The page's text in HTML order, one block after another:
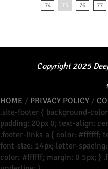
74
75 76 77
Copyright 2025
HOME / PRIVACY POLICY /
.site-footer { background-
padding: 20px 0; text-align:
.footer-links a { color: #ffffff;
font-size: 14px; letter-
color: #ffffff; margin: 0 5px; }